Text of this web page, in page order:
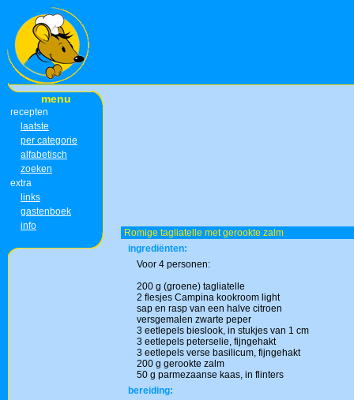
menu
recepten
laatste
per categorie
alfabetisch
zoeken
extra
links
gastenboek
info
Romige tagliatelle met gerookte zalm
ingrediënten:
Voor 4 personen:
200 g (groene) tagliatelle
2 flesjes Campina kookroom light
sap en rasp van een halve citroen
versgemalen zwarte peper
3 eetlepels bieslook, in stukjes van 1 cm
3 eetlepels peterselie, fijngehakt
3 eetlepels verse basilicum, fijngehakt
200 g gerookte zalm
50 g parmezaanse kaas, in flinters
bereiding: